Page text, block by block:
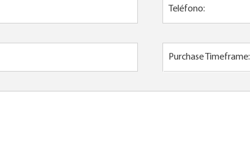
Teléfono:
Purchase Timeframe: